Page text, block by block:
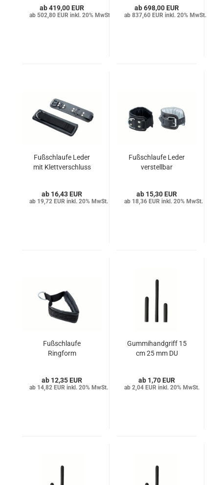
419,00 EUR
502,80 EUR inkl. 20% MwSt.
698,00 EUR
837,60 EUR inkl. 20% MwSt.
Fußschlaufe Leder
mit Klettverschluss
16,43 EUR
19,72 EUR inkl. 20% MwSt.
Fußschlaufe Leder
verstellbar
15,30 EUR
18,36 EUR inkl. 20% MwSt.
Fußschlaufe
Ringform
12,35 EUR
14,82 EUR inkl. 20% MwSt.
Gummihandgriff 15
cm 25 mm DU
1,70 EUR
2,04 EUR inkl. 20% MwSt.